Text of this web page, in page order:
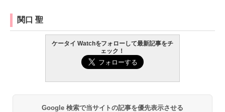
関口 聖
ケータイ Watchをフォローして最新記事をチ
ェック！
Google 検索で当サイトの記事を優先表示させる